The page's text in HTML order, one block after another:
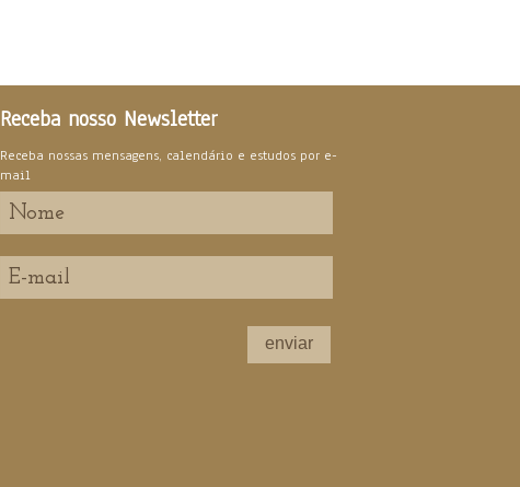
Receba nosso Newsletter
Receba nossas mensagens, calendário e estudos por e-
mail
enviar